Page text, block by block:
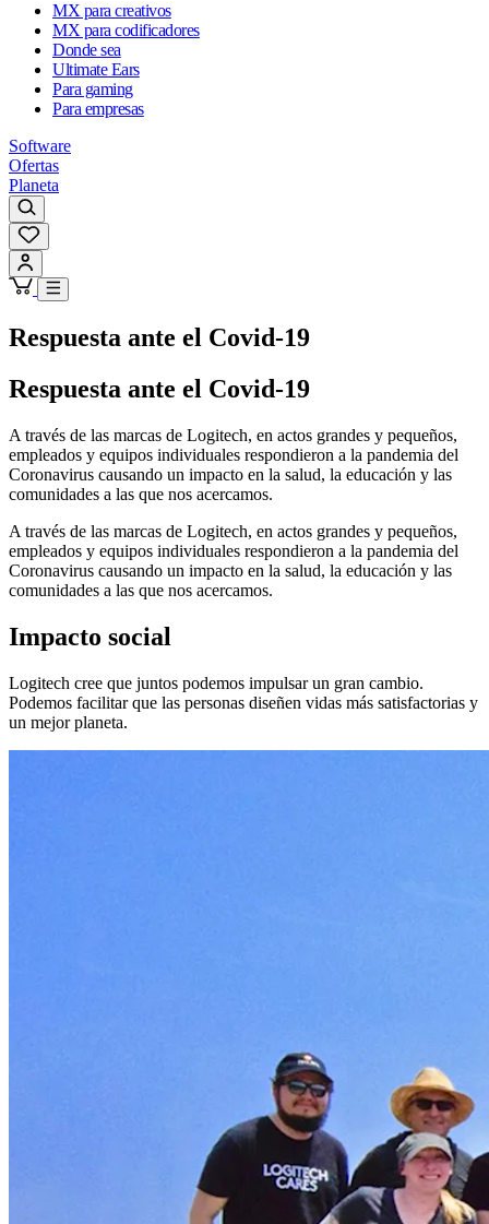
MX para creativos
MX para codificadores
Donde sea
Ultimate Ears
Para gaming
Para empresas
Software
Ofertas
Planeta
Respuesta ante el Covid-19
Respuesta ante el Covid-19
A través de las marcas de Logitech, en actos grandes y pequeños,
empleados y equipos individuales respondieron a la pandemia del
Coronavirus causando un impacto en la salud, la educación y las
comunidades a las que nos acercamos.
A través de las marcas de Logitech, en actos grandes y pequeños,
empleados y equipos individuales respondieron a la pandemia del
Coronavirus causando un impacto en la salud, la educación y las
comunidades a las que nos acercamos.
Impacto social
Logitech cree que juntos podemos impulsar un gran cambio.
Podemos facilitar que las personas diseñen vidas más satisfactorias y
un mejor planeta.